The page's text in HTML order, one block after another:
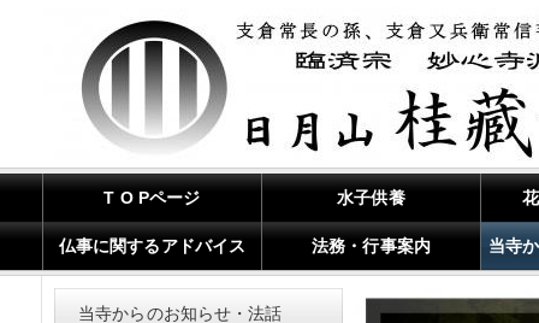
T O Pページ 水子供養
仏事に関するアドバイス 法務・行事案内 当寺
当寺からのお知らせ・法話